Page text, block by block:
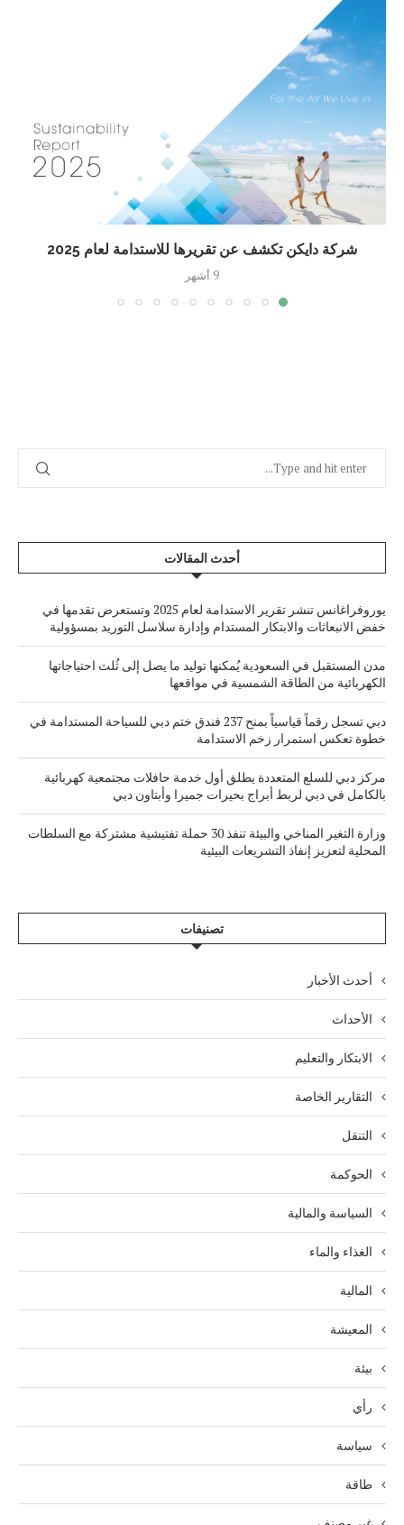
شركة دايكن تكشف عن تقريرها للاستدامة لعام 2025
9 أشهر
أحدث المقالات
يوروفراغانس تنشر تقرير الاستدامة لعام 2025 وتستعرض تقدمها في
خفض الانبعاثات والابتكار المستدام وإدارة سلاسل التوريد بمسؤولية
مدن المستقبل في السعودية يُمكنها توليد ما يصل إلى ثُلث احتياجاتها
الكهربائية من الطاقة الشمسية في مواقعها
دبي تسجل رقماً قياسياً بمنح 237 فندق ختم دبي للسياحة المستدامة في
خطوة تعكس استمرار زخم الاستدامة
مركز دبي للسلع المتعددة يطلق أول خدمة حافلات مجتمعية كهربائية
بالكامل في دبي لربط أبراج بحيرات جميرا وأبتاون دبي
وزارة التغير المناخي والبيئة تنفذ 30 حملة تفتيشية مشتركة مع السلطات
المحلية لتعزيز إنفاذ التشريعات البيئية
تصنيفات
أحدث الأخبار
الأحداث
الابتكار والتعليم
التقارير الخاصة
التنقل
الحوكمة
السياسة والمالية
الغذاء والماء
المالية
المعيشة
بيئة
رأي
سياسة
طاقة